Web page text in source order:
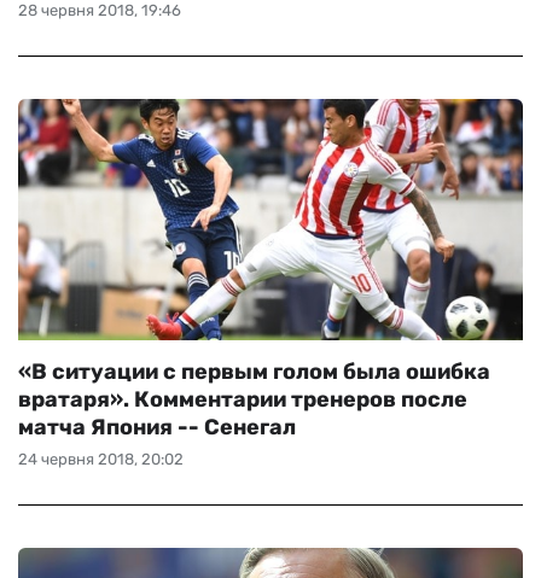
28 червня 2018, 19:46
24 червня 2018, 20:02
«В ситуации с первым голом была ошибка
вратаря». Комментарии тренеров после
матча Япония -- Сенегал